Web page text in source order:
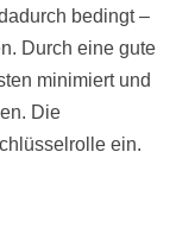
bedingt –
Durch eine gute
minimiert und
Die
ein.